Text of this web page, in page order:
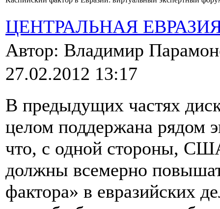
ЦЕНТРАЛЬНАЯ
Автор: Владимир
27.02.2012 13:17
В предыдущих частях
целом поддержана рядом
что, с одной стороны,
должны всемерно
фактора» в евразийских